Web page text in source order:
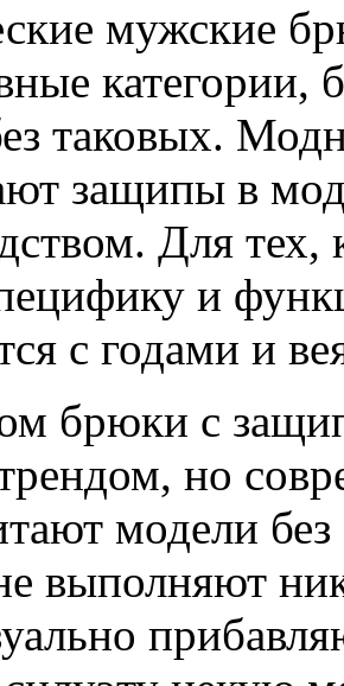
мужские
таковых.
защипы в
Для
и
с годами и
брюки с
но
модели без
выполняют